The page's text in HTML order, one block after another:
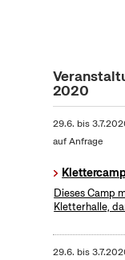
2020
29.6. bis
auf Anfrage
Dieses Camp
Kletterhalle,
29.6. bis